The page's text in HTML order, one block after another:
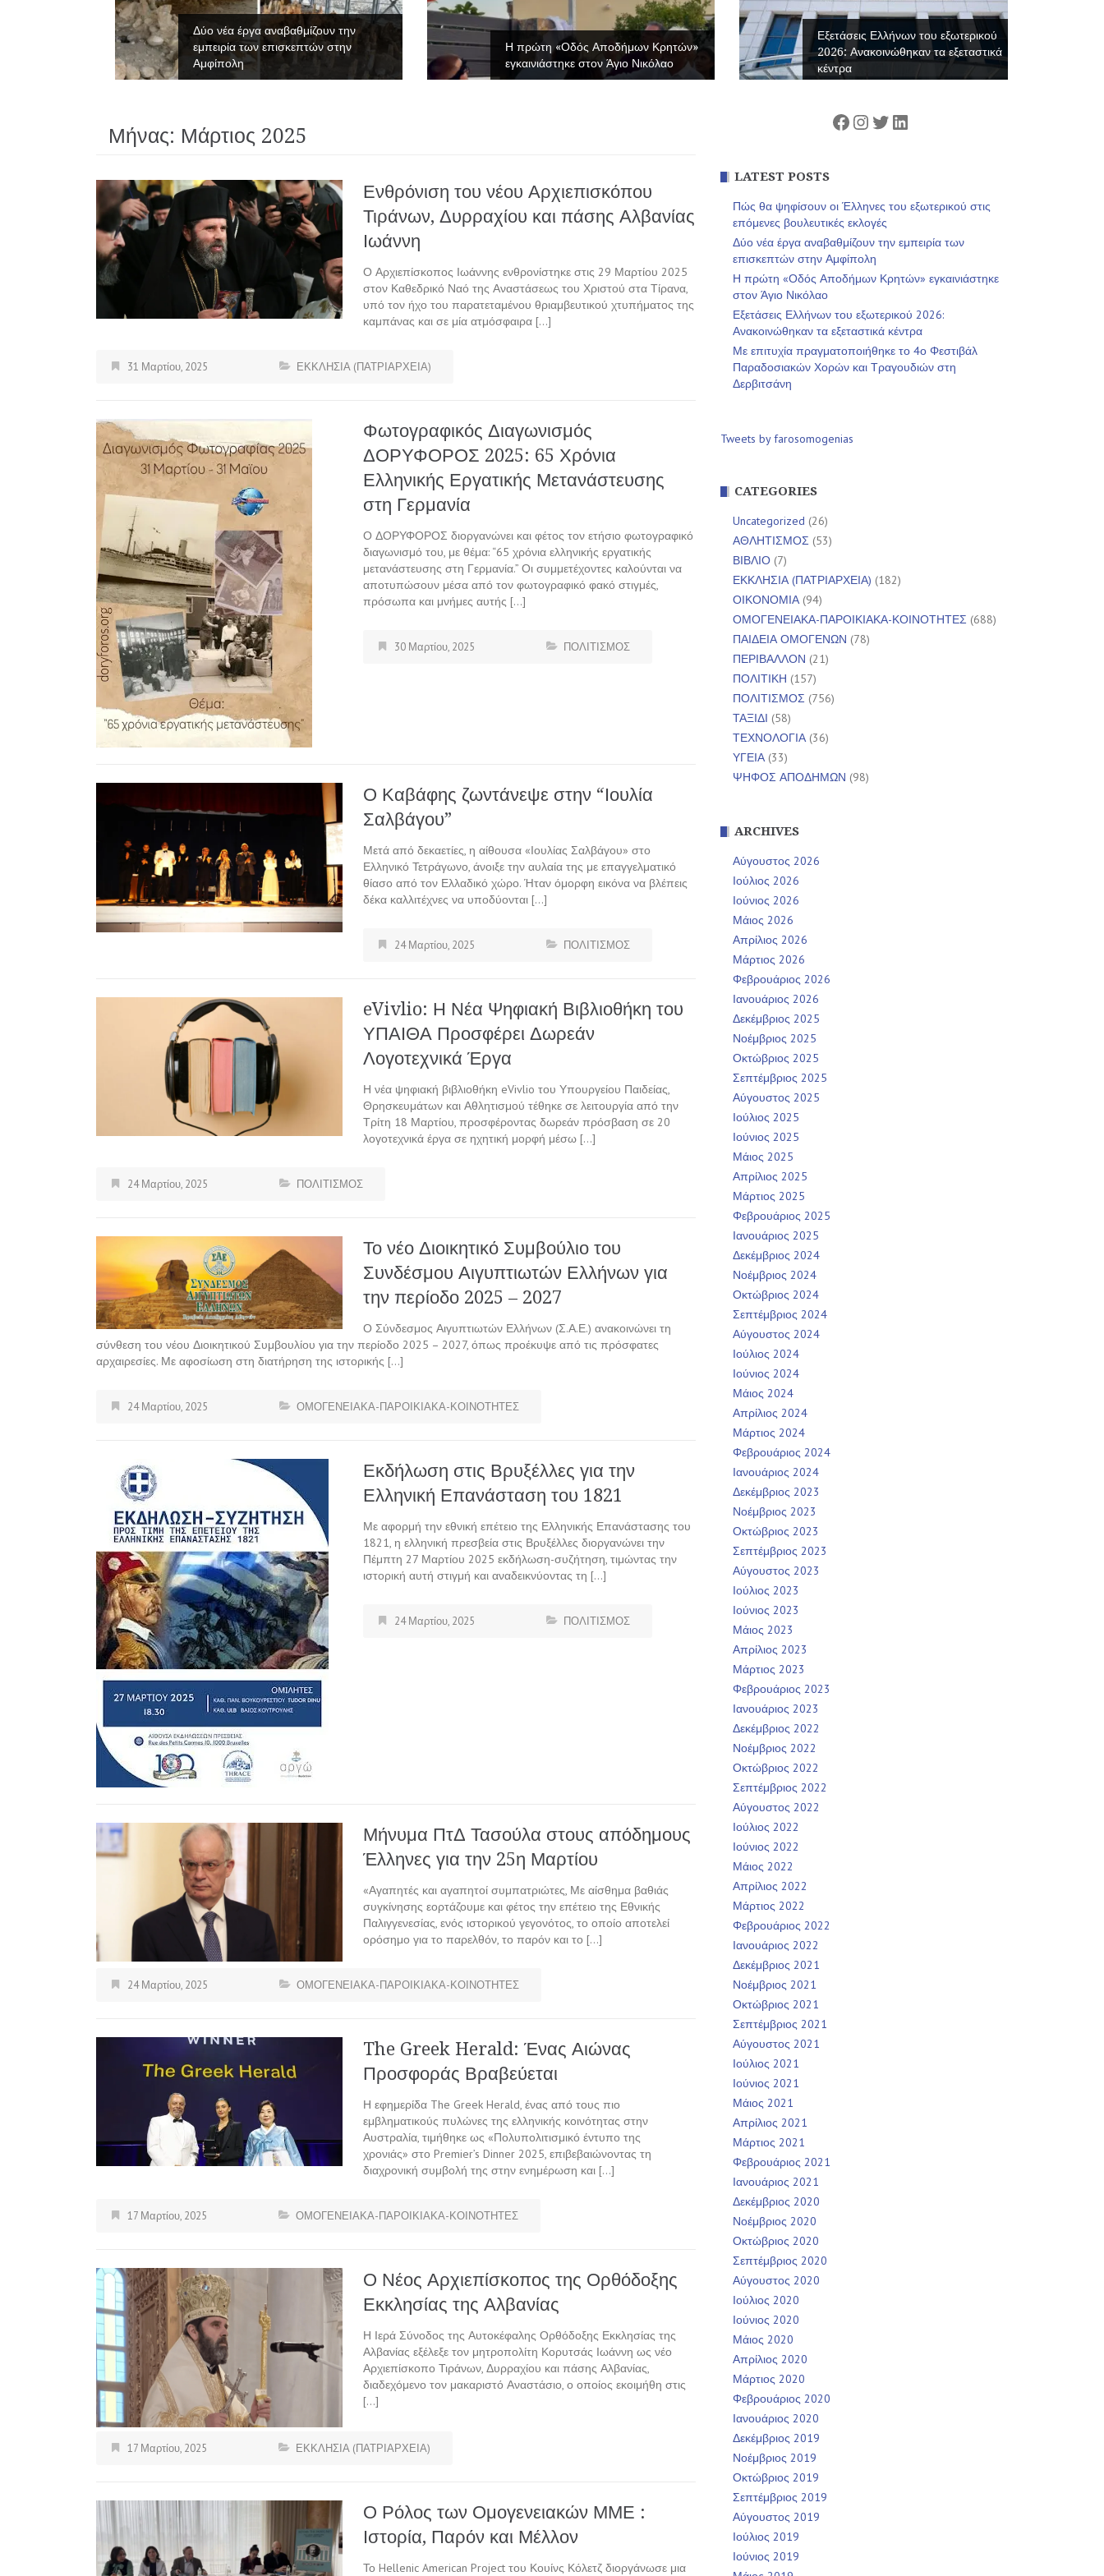
Δύο νέα έργα αναβαθμίζουν την
εμπειρία των επισκεπτών στην
Αμφίπολη
Η πρώτη «Οδός Αποδήμων Κρητών»
εγκαινιάστηκε στον Άγιο Νικόλαο
Εξετάσεις Ελλήνων του εξωτερικού
2026: Ανακοινώθηκαν τα εξεταστικά
κέντρα
Μήνας: Μάρτιος 2025
Ενθρόνιση του νέου Αρχιεπισκόπου
Τιράνων, Δυρραχίου και πάσης Αλβανίας
Ιωάννη
Ο Αρχιεπίσκοπος Ιωάννης ενθρονίστηκε στις 29 Μαρτίου 2025
στον Καθεδρικό Ναό της Αναστάσεως του Χριστού στα Τίρανα,
υπό τον ήχο του παρατεταμένου θριαμβευτικού χτυπήματος της
καμπάνας και σε μία ατμόσφαιρα […]
31 Μαρτίου, 2025 ΕΚΚΛΗΣΙΑ (ΠΑΤΡΙΑΡΧΕΙΑ)
Φωτογραφικός Διαγωνισμός
ΔΟΡΥΦΟΡΟΣ 2025: 65 Χρόνια
Ελληνικής Εργατικής Μετανάστευσης
στη Γερμανία
Ο ΔΟΡΥΦΟΡΟΣ διοργανώνει και φέτος τον ετήσιο φωτογραφικό
διαγωνισμό του, με θέμα: “65 χρόνια ελληνικής εργατικής
μετανάστευσης στη Γερμανία.” Οι συμμετέχοντες καλούνται να
αποτυπώσουν μέσα από τον φωτογραφικό φακό στιγμές,
πρόσωπα και μνήμες αυτής […]
30 Μαρτίου, 2025 ΠΟΛΙΤΙΣΜΟΣ
Ο Καβάφης ζωντάνεψε στην “Ιουλία
Σαλβάγου”
Μετά από δεκαετίες, η αίθουσα «Ιουλίας Σαλβάγου» στο
Ελληνικό Τετράγωνο, άνοιξε την αυλαία της με επαγγελματικό
θίασο από τον Ελλαδικό χώρο. Ήταν όμορφη εικόνα να βλέπεις
δέκα καλλιτέχνες να υποδύονται […]
24 Μαρτίου, 2025 ΠΟΛΙΤΙΣΜΟΣ
eVivlio: Η Νέα Ψηφιακή Βιβλιοθήκη του
ΥΠΑΙΘΑ Προσφέρει Δωρεάν
Λογοτεχνικά Έργα
Η νέα ψηφιακή βιβλιοθήκη eVivlio του Υπουργείου Παιδείας,
Θρησκευμάτων και Αθλητισμού τέθηκε σε λειτουργία από την
Τρίτη 18 Μαρτίου, προσφέροντας δωρεάν πρόσβαση σε 20
λογοτεχνικά έργα σε ηχητική μορφή μέσω […]
24 Μαρτίου, 2025 ΠΟΛΙΤΙΣΜΟΣ
Το νέο Διοικητικό Συμβούλιο του
Συνδέσμου Αιγυπτιωτών Ελλήνων για
την περίοδο 2025 – 2027
Ο Σύνδεσμος Αιγυπτιωτών Ελλήνων (Σ.Α.Ε.) ανακοινώνει τη
σύνθεση του νέου Διοικητικού Συμβουλίου για την περίοδο 2025 – 2027, όπως προέκυψε από τις πρόσφατες
αρχαιρεσίες. Με αφοσίωση στη διατήρηση της ιστορικής […]
24 Μαρτίου, 2025 ΟΜΟΓΕΝΕΙΑΚΑ-ΠΑΡΟΙΚΙΑΚΑ-ΚΟΙΝΟΤΗΤΕΣ
Εκδήλωση στις Βρυξέλλες για την
Ελληνική Επανάσταση του 1821
Με αφορμή την εθνική επέτειο της Ελληνικής Επανάστασης του
1821, η ελληνική πρεσβεία στις Βρυξέλλες διοργανώνει την
Πέμπτη 27 Μαρτίου 2025 εκδήλωση-συζήτηση, τιμώντας την
ιστορική αυτή στιγμή και αναδεικνύοντας τη […]
24 Μαρτίου, 2025 ΠΟΛΙΤΙΣΜΟΣ
Μήνυμα ΠτΔ Τασούλα στους απόδημους
Έλληνες για την 25η Μαρτίου
«Αγαπητές και αγαπητοί συμπατριώτες, Με αίσθημα βαθιάς
συγκίνησης εορτάζουμε και φέτος την επέτειο της Εθνικής
Παλιγγενεσίας, ενός ιστορικού γεγονότος, το οποίο αποτελεί
ορόσημο για το παρελθόν, το παρόν και το […]
24 Μαρτίου, 2025 ΟΜΟΓΕΝΕΙΑΚΑ-ΠΑΡΟΙΚΙΑΚΑ-ΚΟΙΝΟΤΗΤΕΣ
The Greek Herald: Ένας Αιώνας
Προσφοράς Βραβεύεται
Η εφημερίδα The Greek Herald, ένας από τους πιο
εμβληματικούς πυλώνες της ελληνικής κοινότητας στην
Αυστραλία, τιμήθηκε ως «Πολυπολιτισμικό έντυπο της
χρονιάς» στο Premier’s Dinner 2025, επιβεβαιώνοντας τη
διαχρονική συμβολή της στην ενημέρωση και […]
17 Μαρτίου, 2025 ΟΜΟΓΕΝΕΙΑΚΑ-ΠΑΡΟΙΚΙΑΚΑ-ΚΟΙΝΟΤΗΤΕΣ
Ο Νέος Αρχιεπίσκοπος της Ορθόδοξης
Εκκλησίας της Αλβανίας
Η Ιερά Σύνοδος της Αυτοκέφαλης Ορθόδοξης Εκκλησίας της
Αλβανίας εξέλεξε τον μητροπολίτη Κορυτσάς Ιωάννη ως νέο
Αρχιεπίσκοπο Τιράνων, Δυρραχίου και πάσης Αλβανίας,
διαδεχόμενο τον μακαριστό Αναστάσιο, ο οποίος εκοιμήθη στις
[…]
17 Μαρτίου, 2025 ΕΚΚΛΗΣΙΑ (ΠΑΤΡΙΑΡΧΕΙΑ)
Ο Ρόλος των Ομογενειακών ΜΜΕ :
Ιστορία, Παρόν και Μέλλον
Το Hellenic American Project του Κουίνς Κόλετζ διοργάνωσε μια
Facebook
Instagram
Twitter
Linkedin
LATEST POSTS
Πώς θα ψηφίσουν οι Έλληνες του εξωτερικού στις
επόμενες βουλευτικές εκλογές
Δύο νέα έργα αναβαθμίζουν την εμπειρία των
επισκεπτών στην Αμφίπολη
Η πρώτη «Οδός Αποδήμων Κρητών» εγκαινιάστηκε
στον Άγιο Νικόλαο
Εξετάσεις Ελλήνων του εξωτερικού 2026:
Ανακοινώθηκαν τα εξεταστικά κέντρα
Με επιτυχία πραγματοποιήθηκε το 4ο Φεστιβάλ
Παραδοσιακών Χορών και Τραγουδιών στη
Δερβιτσάνη
Tweets by farosomogenias
CATEGORIES
Uncategorized (26)
ΑΘΛΗΤΙΣΜΟΣ (53)
ΒΙΒΛΙΟ (7)
ΕΚΚΛΗΣΙΑ (ΠΑΤΡΙΑΡΧΕΙΑ) (182)
ΟΙΚΟΝΟΜΙΑ(94)
ΟΜΟΓΕΝΕΙΑΚΑ-ΠΑΡΟΙΚΙΑΚΑ-ΚΟΙΝΟΤΗΤΕΣ (688)
ΠΑΙΔΕΙΑ ΟΜΟΓΕΝΩΝ (78)
ΠΕΡΙΒΑΛΛΟΝ (21)
ΠΟΛΙΤΙΚΗ (157)
ΠΟΛΙΤΙΣΜΟΣ (756)
ΤΑΞΙΔΙ (58)
ΤΕΧΝΟΛΟΓΙΑ(36)
ΥΓΕΙΑ(33)
ΨΗΦΟΣ ΑΠΟΔΗΜΩΝ (98)
ARCHIVES
Αύγουστος 2026
Ιούλιος 2026
Ιούνιος 2026
Μάιος 2026
Απρίλιος 2026
Μάρτιος 2026
Φεβρουάριος 2026
Ιανουάριος 2026
Δεκέμβριος 2025
Νοέμβριος 2025
Οκτώβριος 2025
Σεπτέμβριος 2025
Αύγουστος 2025
Ιούλιος 2025
Ιούνιος 2025
Μάιος 2025
Απρίλιος 2025
Μάρτιος 2025
Φεβρουάριος 2025
Ιανουάριος 2025
Δεκέμβριος 2024
Νοέμβριος 2024
Οκτώβριος 2024
Σεπτέμβριος 2024
Αύγουστος 2024
Ιούλιος 2024
Ιούνιος 2024
Μάιος 2024
Απρίλιος 2024
Μάρτιος 2024
Φεβρουάριος 2024
Ιανουάριος 2024
Δεκέμβριος 2023
Νοέμβριος 2023
Οκτώβριος 2023
Σεπτέμβριος 2023
Αύγουστος 2023
Ιούλιος 2023
Ιούνιος 2023
Μάιος 2023
Απρίλιος 2023
Μάρτιος 2023
Φεβρουάριος 2023
Ιανουάριος 2023
Δεκέμβριος 2022
Νοέμβριος 2022
Οκτώβριος 2022
Σεπτέμβριος 2022
Αύγουστος 2022
Ιούλιος 2022
Ιούνιος 2022
Μάιος 2022
Απρίλιος 2022
Μάρτιος 2022
Φεβρουάριος 2022
Ιανουάριος 2022
Δεκέμβριος 2021
Νοέμβριος 2021
Οκτώβριος 2021
Σεπτέμβριος 2021
Αύγουστος 2021
Ιούλιος 2021
Ιούνιος 2021
Μάιος 2021
Απρίλιος 2021
Μάρτιος 2021
Φεβρουάριος 2021
Ιανουάριος 2021
Δεκέμβριος 2020
Νοέμβριος 2020
Οκτώβριος 2020
Σεπτέμβριος 2020
Αύγουστος 2020
Ιούλιος 2020
Ιούνιος 2020
Μάιος 2020
Απρίλιος 2020
Μάρτιος 2020
Φεβρουάριος 2020
Ιανουάριος 2020
Δεκέμβριος 2019
Νοέμβριος 2019
Οκτώβριος 2019
Σεπτέμβριος 2019
Αύγουστος 2019
Ιούλιος 2019
Ιούνιος 2019